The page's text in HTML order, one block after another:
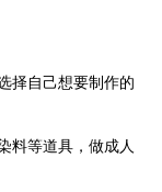
自己想要制作的
等道具，做成人